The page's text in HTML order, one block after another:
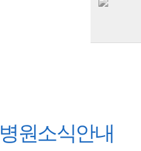
병원소식안내